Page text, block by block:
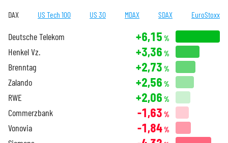
DAX US Tech 100 US 30 MDAX SDAX EuroStoxx
Deutsche Telekom +6,15 %
Henkel Vz. +3,36 %
Brenntag +2,73 %
Zalando +2,56 %
RWE +2,06 %
Commerzbank -1,63 %
Vonovia -1,84%